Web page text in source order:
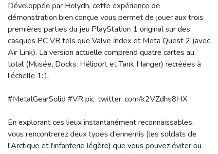
Développée par Holydh, cette expérience de
démonstration bien conçue vous permet de jouer aux trois
premières parties du jeu PlayStation 1 original sur des
casques PC VR tels que Valve Index et Meta Quest 2 (avec
Air Link). La version actuelle comprend quatre cartes au
total (Musée, Docks, Héliport et Tank Hanger) recréées à
l'échelle 1:1.
#MetalGearSolid #VR pic. twitter. com/k2VZdhs8HX
En explorant ces lieux instantanément reconnaissables,
vous rencontrerez deux types d'ennemis (les soldats de
l'Arctique et l'infanterie légère) que vous pouvez éviter ou